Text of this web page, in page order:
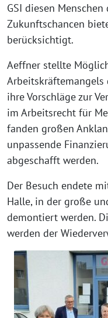
GSI diesen
Zukunftschancen
berücksichtigt.
Aeffner stellte
Arbeitskräftemangels
ihre Vorschläge zur
im Arbeitsrecht für
fanden großen
unpassende
abgeschafft werden.
Der Besuch endete
Halle, in der große
demontiert werden.
werden der